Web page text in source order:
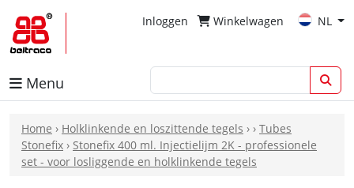
Inloggen Winkelwagen NL
Menu
Home › Holklinkende en loszittende tegels › › Tubes
Stonefix › Stonefix 400 ml. Injectielijm 2K - professionele
set - voor losliggende en holklinkende tegels